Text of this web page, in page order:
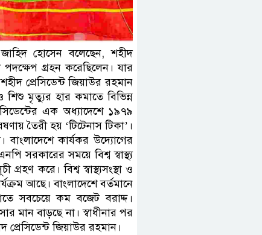
হোসেন বলেছেন, শহীদ
পদক্ষেপ গ্রহন করেছিলেন। যার
প্রেসিডেন্ট জিয়াউর রহমান
শিশু মৃত্যুর হার কমাতে বিভিন্ন
এক অধ্যাদেশে ১৯৭৯
তৈরী হয় ‘টিটেনাস টিকা’।
কার্যকর উদ্যোগের
সরকারের সময়ে বিশ্ব স্বাস্থ্য
গ্রহণ করে। বিশ্ব স্বাস্থ্যসংস্থা ও
আছে। বাংলাদেশে বর্তমানে
সবচেয়ে কম বজেট বরাদ্দ।
মান বাড়ছে না। স্বাধীনার পর
প্রেসিডেন্ট জিয়াউর রহমান।